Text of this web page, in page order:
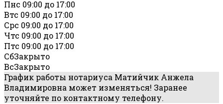
Пнс 09:00 до 17:00
Втс 09:00 до 17:00
Срс 09:00 до 17:00
Чтс 09:00 до 17:00
Птс 09:00 до 17:00
СбЗакрыто
ВсЗакрыто
График работы нотариуса Матийчик Анжела
Владимировна может изменяться! Заранее
уточняйте по контактному телефону.